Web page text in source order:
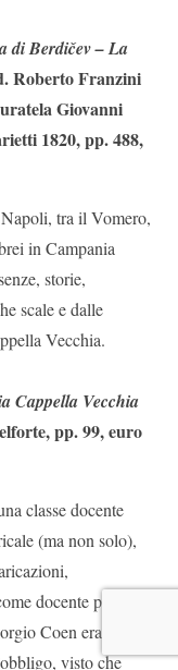
di Berdičev – La
Roberto Franzini
Giovanni
1820, pp. 488,
tra il Vomero,
in Campania
storie,
scale e dalle
Vecchia.
Cappella Vecchia
pp. 99, euro
classe docente
(ma non solo),
docente presso
Coen erano
visto che